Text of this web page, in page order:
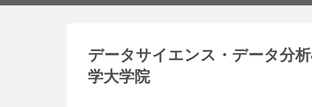
データサイエンス・データ分
学大学院